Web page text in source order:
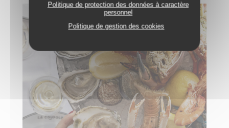
Politique de protection des données à caractère
personnel
Politique de gestion des cookies